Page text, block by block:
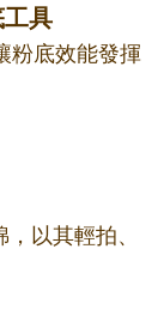
具
粉底效能發揮
以其輕拍、